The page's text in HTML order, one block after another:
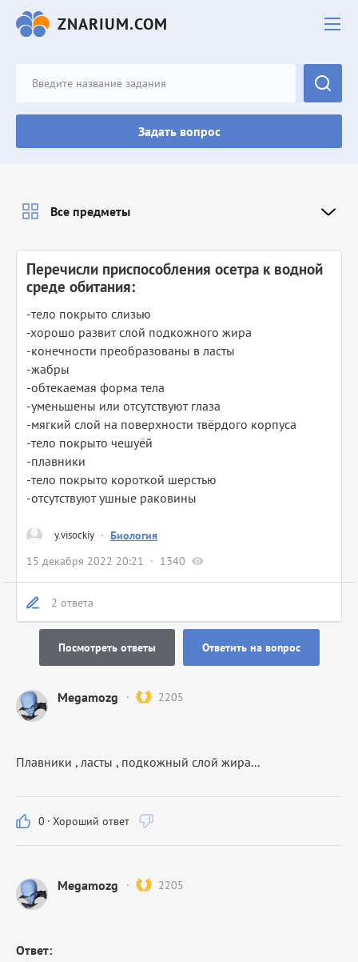
ZNARIUM.COM
Задать вопрос
y.visockiy · Биология
15 декабря 2022 20:21
1340
Перечисли приспособления осетра к водной
среде обитания:
-тело покрыто слизью
-хорошо развит слой подкожного жира
-конечности преобразованы в ласты
-жабры
-обтекаемая форма тела
-уменьшены или отсутствуют глаза
-мягкий слой на поверхности твёрдого корпуса
-тело покрыто чешуёй
-плавники
-тело покрыто короткой шерстью
-отсутствуют ушные раковины
2 ответа
Посмотреть ответы Ответить на вопрос
Megamozg 2205
Плавники , ласты , подкожный слой жира...
0 · Хороший ответ
Megamozg 2205
Ответ:
Все предметы